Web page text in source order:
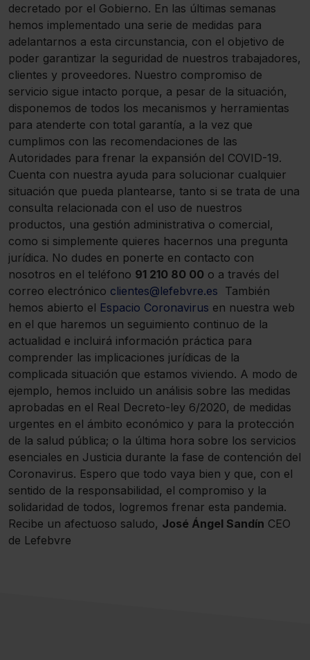
decretado por el Gobierno. En las últimas semanas
hemos implementado una serie de medidas para
adelantarnos a esta circunstancia, con el objetivo de
poder garantizar la seguridad de nuestros trabajadores,
clientes y proveedores. Nuestro compromiso de
servicio sigue intacto porque, a pesar de la situación,
disponemos de todos los mecanismos y herramientas
para atenderte con total garantía, a la vez que
cumplimos con las recomendaciones de las
Autoridades para frenar la expansión del COVID-19.
Cuenta con nuestra ayuda para solucionar cualquier
situación que pueda plantearse, tanto si se trata de una
consulta relacionada con el uso de nuestros
productos, una gestión administrativa o comercial,
como si simplemente quieres hacernos una pregunta
jurídica. No dudes en ponerte en contacto con
nosotros en el teléfono 91 210 80 00 o a través del
correo electrónico clientes@lefebvre.es También
hemos abierto el Espacio Coronavirus en nuestra web
en el que haremos un seguimiento continuo de la
actualidad e incluirá información práctica para
comprender las implicaciones jurídicas de la
complicada situación que estamos viviendo. A modo de
ejemplo, hemos incluido un análisis sobre las medidas
aprobadas en el Real Decreto-ley 6/2020, de medidas
urgentes en el ámbito económico y para la protección
de la salud pública; o la última hora sobre los servicios
esenciales en Justicia durante la fase de contención del
Coronavirus. Espero que todo vaya bien y que, con el
sentido de la responsabilidad, el compromiso y la
solidaridad de todos, logremos frenar esta pandemia.
Recibe un afectuoso saludo, José Ángel Sandín CEO
de Lefebvre